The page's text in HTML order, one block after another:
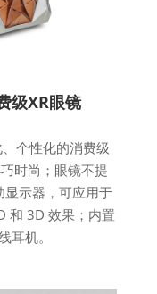
级XR眼镜
、个性化的消费级
时尚；眼镜不提
显示器，可应用于
和 3D 效果；内置
耳机。